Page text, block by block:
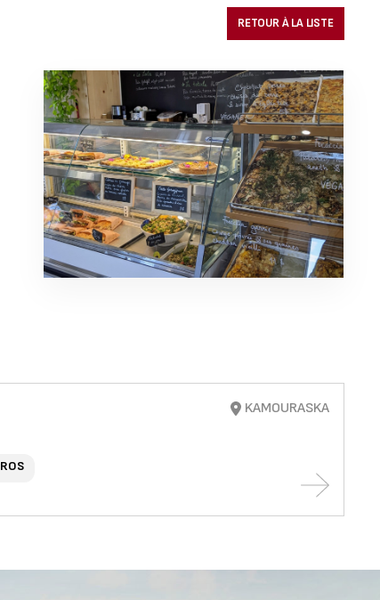
RETOUR À LA LISTE
KAMOURASKA